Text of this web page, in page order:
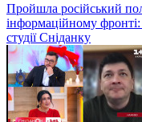
Пройшла російський
інформаційному
студії Сніданку